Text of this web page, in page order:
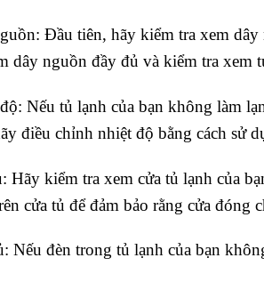
Đầu tiên, hãy kiểm tra xem
dây nguồn đầy đủ và kiểm tra xem
Nếu tủ lạnh của bạn không làm
điều chỉnh nhiệt độ bằng cách sử
Hãy kiểm tra xem cửa tủ lạnh của
cửa tủ để đảm bảo rằng cửa đóng
Nếu đèn trong tủ lạnh của bạn